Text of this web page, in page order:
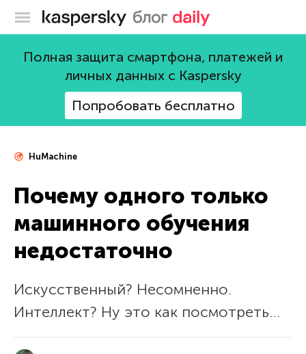
Блог Касперского
Полная защита смартфона, платежей и
личных данных с Kaspersky
Попробовать бесплатно
HuMachine
Почему одного только
машинного обучения
недостаточно
Искусственный? Несомненно.
Интеллект? Ну это как посмотреть…